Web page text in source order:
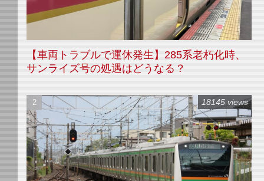
【車両トラブルで運休発生】285系老朽化時、
サンライズ号の処遇はどうなる？
18145 views